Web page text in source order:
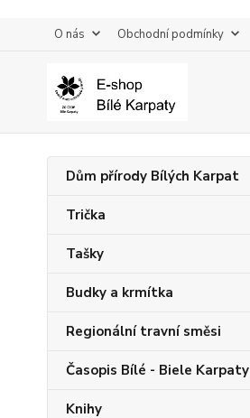
O nás Obchodní podmínky
Dům přírody Bílých Karpat
Trička
Tašky
Budky a krmítka
Regionální travní směsi
Časopis Bílé - Biele Karpaty
Knihy